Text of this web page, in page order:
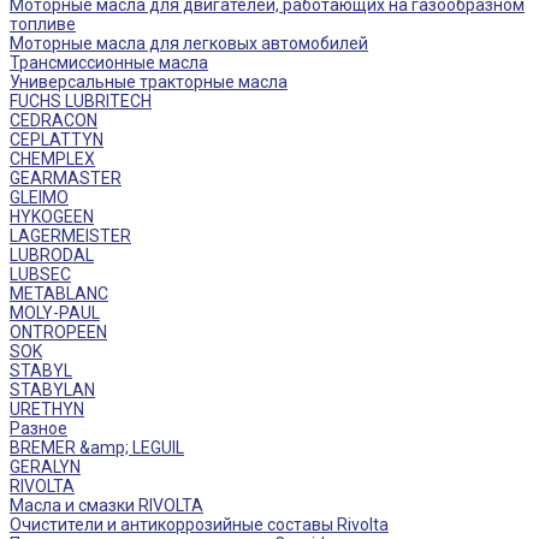
Моторные масла для двигателей, работающих на газообразном
топливе
Моторные масла для легковых автомобилей
Трансмиссионные масла
Универсальные тракторные масла
FUCHS LUBRITECH
CEDRACON
CEPLATTYN
CHEMPLEX
GEARMASTER
GLEIMO
HYKOGEEN
LAGERMEISTER
LUBRODAL
LUBSEC
METABLANC
MOLY-PAUL
ONTROPEEN
SOK
STABYL
STABYLAN
URETHYN
Разное
BREMER &amp; LEGUIL
GERALYN
RIVOLTA
Масла и смазки RIVOLTA
Очистители и антикоррозийные составы Rivolta